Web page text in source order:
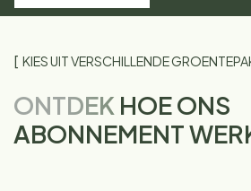
KIES UIT VERSCHILLENDE
ONTDEK HOE ONS
ABONNEMENT